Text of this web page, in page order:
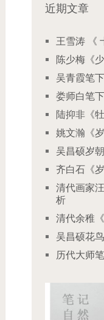
近期文章
王雪涛 《
陈少梅《
吴青霞笔
娄师白笔
陆抑非《
姚文瀚《
吴昌硕岁
齐白石《
清代画家
析
清代余稚
吴昌硕花
历代大师